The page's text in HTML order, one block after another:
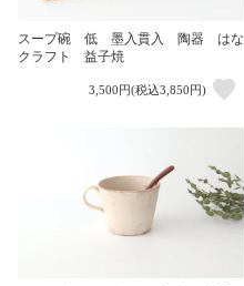
スープ碗 低 墨入貫入 陶器 はな
クラフト 益子焼
3,500円(税込3,850円)